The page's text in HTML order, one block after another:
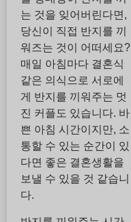
는 것을 잊어버린다면,
당신이 직접 반지를 끼
워즈는 것이 어떠세요?
매일 아침마다 결혼식
같은 의식으로 서로에
게 반지를 끼워주는 멋
진 커플도 있습니다. 바
쁜 아침 시간이지만, 소
통할 수 있는 순간이 있
다면 좋은 결혼생활을
보낼 수 있을 것 같습니
다.